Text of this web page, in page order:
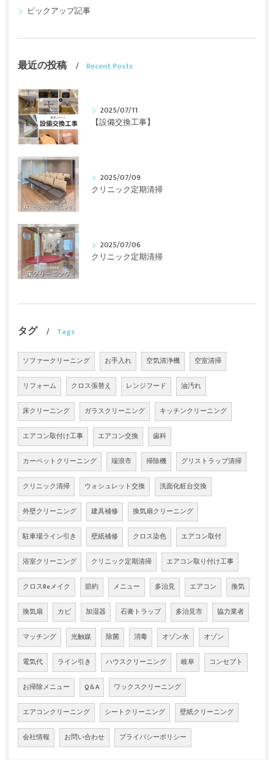
ピックアップ記事
最近の投稿 Recent Posts
2025/07/11
【設備交換工事】
2025/07/09
クリニック定期清掃
2025/07/06
クリニック定期清掃
タグ Tags
ソファークリーニング お手入れ 空気清浄機 空室清掃
リフォーム クロス張替え レンジフード 油汚れ
床クリーニング ガラスクリーニング キッチンクリーニング
エアコン取付け工事 エアコン交換 歯科
カーペットクリーニング 瑞浪市 掃除機 グリストラップ清掃
クリニック清掃 ウォシュレット交換 洗面化粧台交換
外壁クリーニング 建具補修 換気扇クリーニング
駐車場ライン引き 壁紙補修 クロス染色 エアコン取付
浴室クリーニング クリニック定期清掃 エアコン取り付け工事
クロスReメイク 節約 メニュー 多治見 エアコン 換気
換気扇 カビ 加湿器 石膏トラップ 多治見市 協力業者
マッチング 光触媒 除菌 消毒 オゾン水 オゾン
電気代 ライン引き ハウスクリーニング 岐阜 コンセプト
お掃除メニュー Q＆A ワックスクリーニング
エアコンクリーニング シートクリーニング 壁紙クリーニング
会社情報 お問い合わせ プライバシーポリシー